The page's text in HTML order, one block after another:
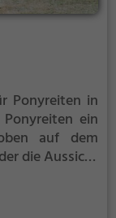
Ponyreiten in
ein
auf dem
die Aussicht